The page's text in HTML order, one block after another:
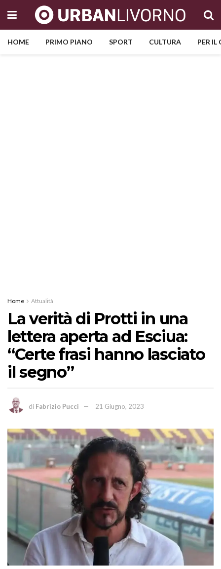
HOME PRIMO PIANO SPORT CULTURA PER
Home Attualità
La verità di Protti in una
lettera aperta ad Esciua:
“Certe frasi hanno lasciato
il segno”
di Fabrizio Pucci 21 Giugno, 2023